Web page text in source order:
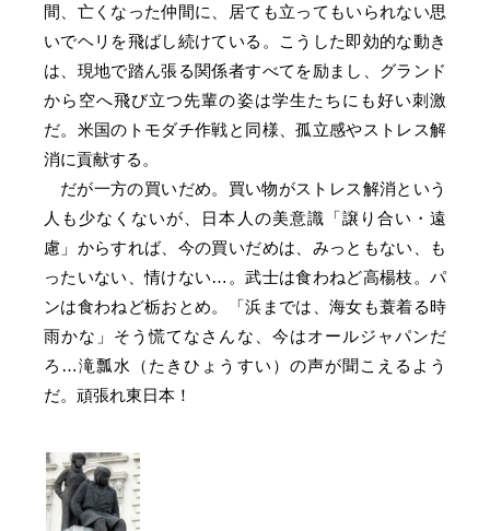
間、亡くなった仲間に、居ても立ってもいられない思
いでヘリを飛ばし続けている。こうした即効的な動き
は、現地で踏ん張る関係者すべてを励まし、グランド
から空へ飛び立つ先輩の姿は学生たちにも好い刺激
だ。米国のトモダチ作戦と同様、孤立感やストレス解
消に貢献する。
だが一方の買いだめ。買い物がストレス解消という
人も少なくないが、日本人の美意識「譲り合い・遠
慮」からすれば、今の買いだめは、みっともない、も
ったいない、情けない…。武士は食わねど高楊枝。パ
ンは食わねど栃おとめ。「浜までは、海女も蓑着る時
雨かな」そう慌てなさんな、今はオールジャパンだ
ろ…滝瓢水（たきひょうすい）の声が聞こえるよう
だ。頑張れ東日本！